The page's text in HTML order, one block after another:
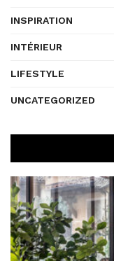
INSPIRATION
INTÉRIEUR
LIFESTYLE
UNCATEGORIZED